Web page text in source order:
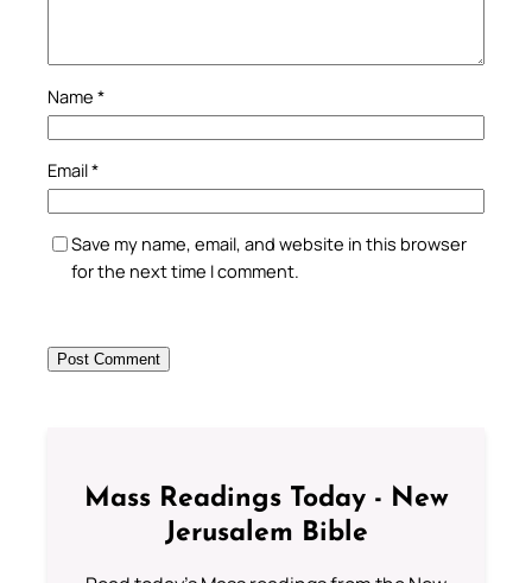
Name *
Email*
Save my name, email, and website in this browser
for the next time I comment.
Mass Readings Today - New
Jerusalem Bible